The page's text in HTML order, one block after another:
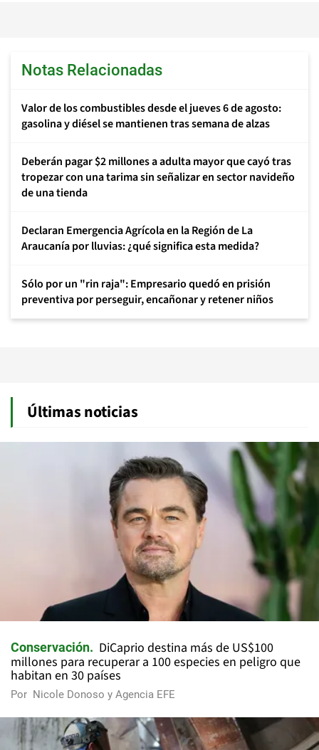
Notas Relacionadas
Valor de los combustibles desde el jueves 6 de agosto:
gasolina y diésel se mantienen tras semana de alzas
Deberán pagar $2 millones a adulta mayor que cayó tras
tropezar con una tarima sin señalizar en sector navideño
de una tienda
Declaran Emergencia Agrícola en la Región de La
Araucanía por lluvias: ¿qué significa esta medida?
Sólo por un "rin raja": Empresario quedó en prisión
preventiva por perseguir, encañonar y retener niños
Últimas noticias
Conservación
DiCaprio destina más de US$100
millones para recuperar a 100 especies en peligro que
habitan en 30 países
Por Nicole Donoso y Agencia EFE